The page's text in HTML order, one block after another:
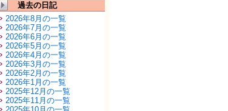
過去の日記
2026年8月の一覧
2026年7月の一覧
2026年6月の一覧
2026年5月の一覧
2026年4月の一覧
2026年3月の一覧
2026年2月の一覧
2026年1月の一覧
2025年12月の一覧
2025年11月の一覧